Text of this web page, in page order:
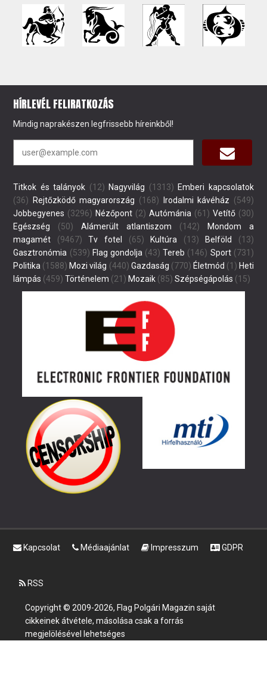
HÍRLEVÉL FELIRATKOZÁS
Mindig naprakészen legfrissebb híreinkből!
Titkok és talányok (12) Nagyvilág (1313) Emberi kapcsolatok
(36)
Rejtőzködő magyarország (168) Irodalmi kávéház (549)
Jobbegyenes (3296) Nézőpont (2) Autómánia (61) Vetítő(30)
Egészség (50) Alámerült atlantiszom (142)
Mondom a
magamét (9467) Tv fotel (65) Kultúra (13) Belföld
(13)
Gasztronómia (539) Flag gondolja (43) Tereb (146) Sport(731)
Politika (1588) Mozi világ (440) Gazdaság (770) Életmód (1) Heti
lámpás (459) Történelem (21) Mozaik (85) Szépségápolás (15)
Kapcsolat Médiaajánlat Impresszum GDPR
RSS
Copyright © 2009-2026, Flag Polgári Magazin saját
cikkeinek átvétele, másolása csak a forrás
megjelölésével lehetséges